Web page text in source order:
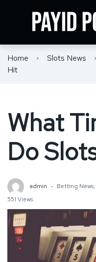
Home Slots News
Hit
What
Do
admin Betting News,
551 Views
7Bit
Trip2Vip
Player Rights